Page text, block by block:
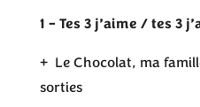
1 – Tes 3 j’aime / tes 3
+ Le Chocolat, ma
sorties